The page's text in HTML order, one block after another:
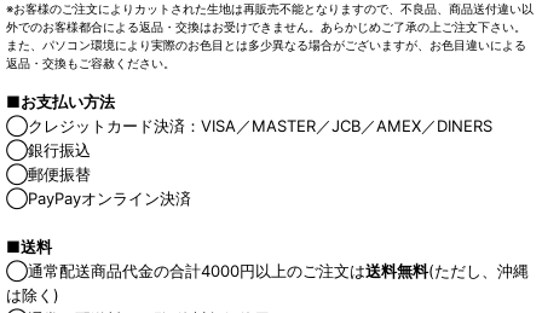
※お客様のご注文によりカットされた生地は再販売不能となりますので、不良品、商品送付違い以
外でのお客様都合による返品・交換はお受けできません。あらかじめご了承の上ご注文下さい。
また、パソコン環境により実際のお色目とは多少異なる場合がございますが、お色目違いによる
返品・交換もご容赦ください。
■お支払い方法
◯クレジットカード決済：VISA／MASTER／JCB／AMEX／DINERS
◯銀行振込
◯郵便振替
◯PayPayオンライン決済
■送料
◯通常配送商品代金の合計4000円以上のご注文は送料無料(ただし、沖縄
は除く)